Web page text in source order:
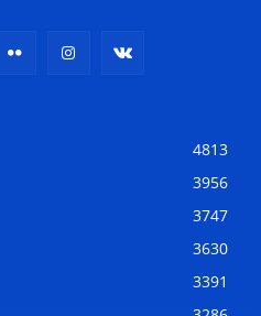
4813
3956
3747
3630
3391